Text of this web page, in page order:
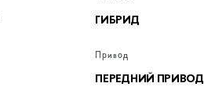
ГИБРИД
Привод
ПЕРЕДНИЙ ПРИВОД